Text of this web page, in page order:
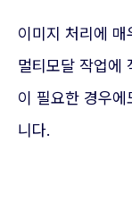
이미지 처리에
멀티모달 작업에
이 필요한 경우
니다.